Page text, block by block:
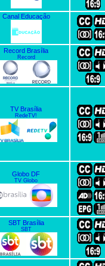
Canal Educação
Record Brasília
Record
TV Brasília
RedeTV!
Globo DF
TV Globo
SBT Brasília
SBT